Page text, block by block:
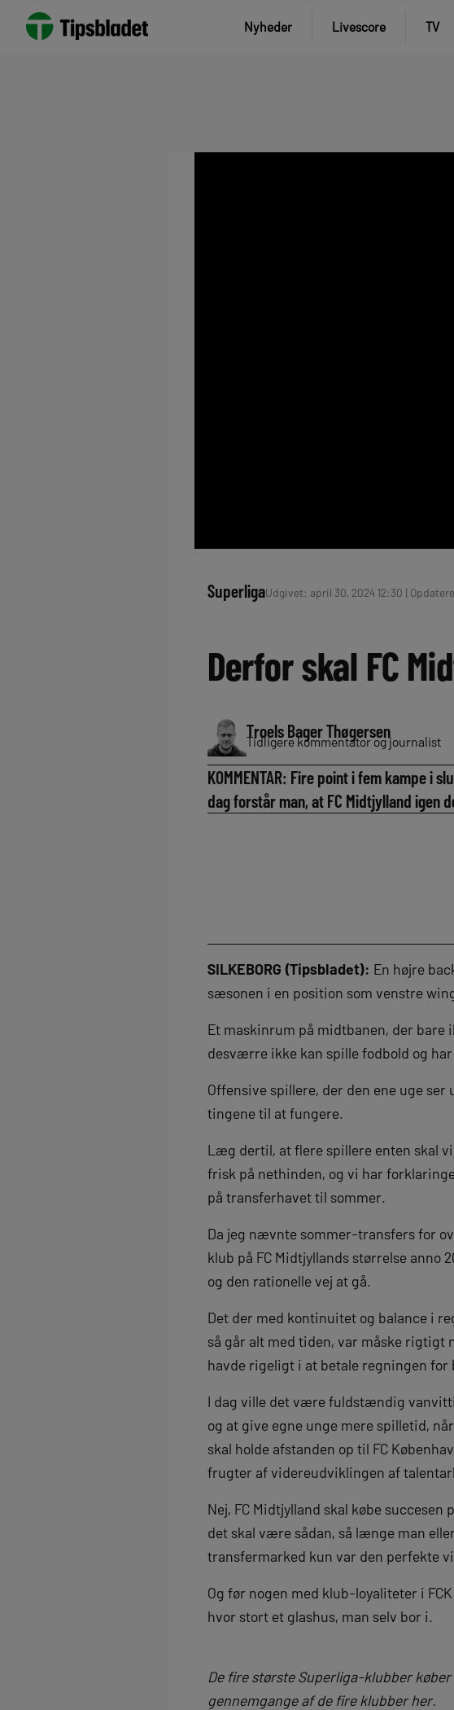
Nyheder Livescore TV
SuperligaUdgivet: april 30, 2024 12:30 |
Derfor skal FC
Troels Bager Thøgersen
Tidligere kommentator og journalist
KOMMENTAR: Fire point i fem kampe i
dag forstår man, at FC Midtjylland
SILKEBORG (Tipsbladet): En højre
sæsonen i en position som venstre
Et maskinrum på midtbanen, der bare
desværre ikke kan spille fodbold og
Offensive spillere, der den ene uge
tingene til at fungere.
Læg dertil, at flere spillere enten skal
frisk på nethinden, og vi har
på transferhavet til sommer.
Da jeg nævnte sommer-transfers for
klub på FC Midtjyllands størrelse anno
og den rationelle vej at gå.
Det der med kontinuitet og balance i
så går alt med tiden, var måske rigtigt
havde rigeligt i at betale regningen
I dag ville det være fuldstændig
og at give egne unge mere spilletid,
skal holde afstanden op til FC
frugter af videreudviklingen af
Nej, FC Midtjylland skal købe
det skal være sådan, så længe man
transfermarked kun var den perfekte
Og før nogen med klub-loyaliteter i
hvor stort et glashus, man selv bor i.
De fire største Superliga-klubber
gennemgange af de fire klubber her.